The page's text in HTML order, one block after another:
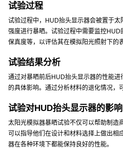
试验过程
试验过程中，HUD抬头显示器会被置于
强度进行暴晒。试验过程中需要监控
保真度等，以评估其在模拟阳光照射下的
试验结果分析
通过对暴晒前后HUD抬头显示器的性能
的具体影响。通过分析材料的退化情况，
试验对HUD抬头显示器的影响
太阳光模拟器暴晒试验不仅可以帮助制造
可以指导他们在设计和材料选择上做出相
器在各种环境下都能保持良好的性能。